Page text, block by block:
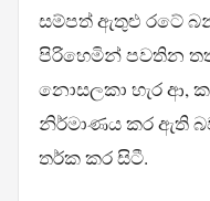
සම්පත් ඇතුළු රටේ
පිරිහෙමින් පවතින
නොසලකා හැර ආ,
නිර්මාණය කර ඇති
තර්ක කර සිටී.